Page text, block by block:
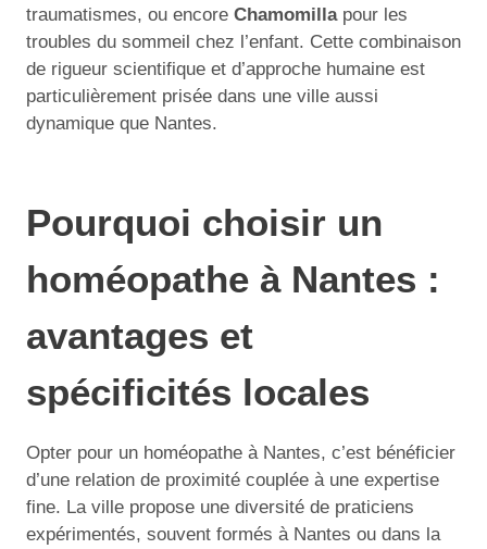
traumatismes, ou encore Chamomillapour les
troubles du sommeil chez l’enfant. Cette combinaison
de rigueur scientifique et d’approche humaine est
particulièrement prisée dans une ville aussi
dynamique que Nantes.
Pourquoi choisir un
homéopathe à Nantes :
avantages et
spécificités locales
Opter pour un homéopathe à Nantes, c’est bénéficier
d’une relation de proximité couplée à une expertise
fine. La ville propose une diversité de praticiens
expérimentés, souvent formés à Nantes ou dans la